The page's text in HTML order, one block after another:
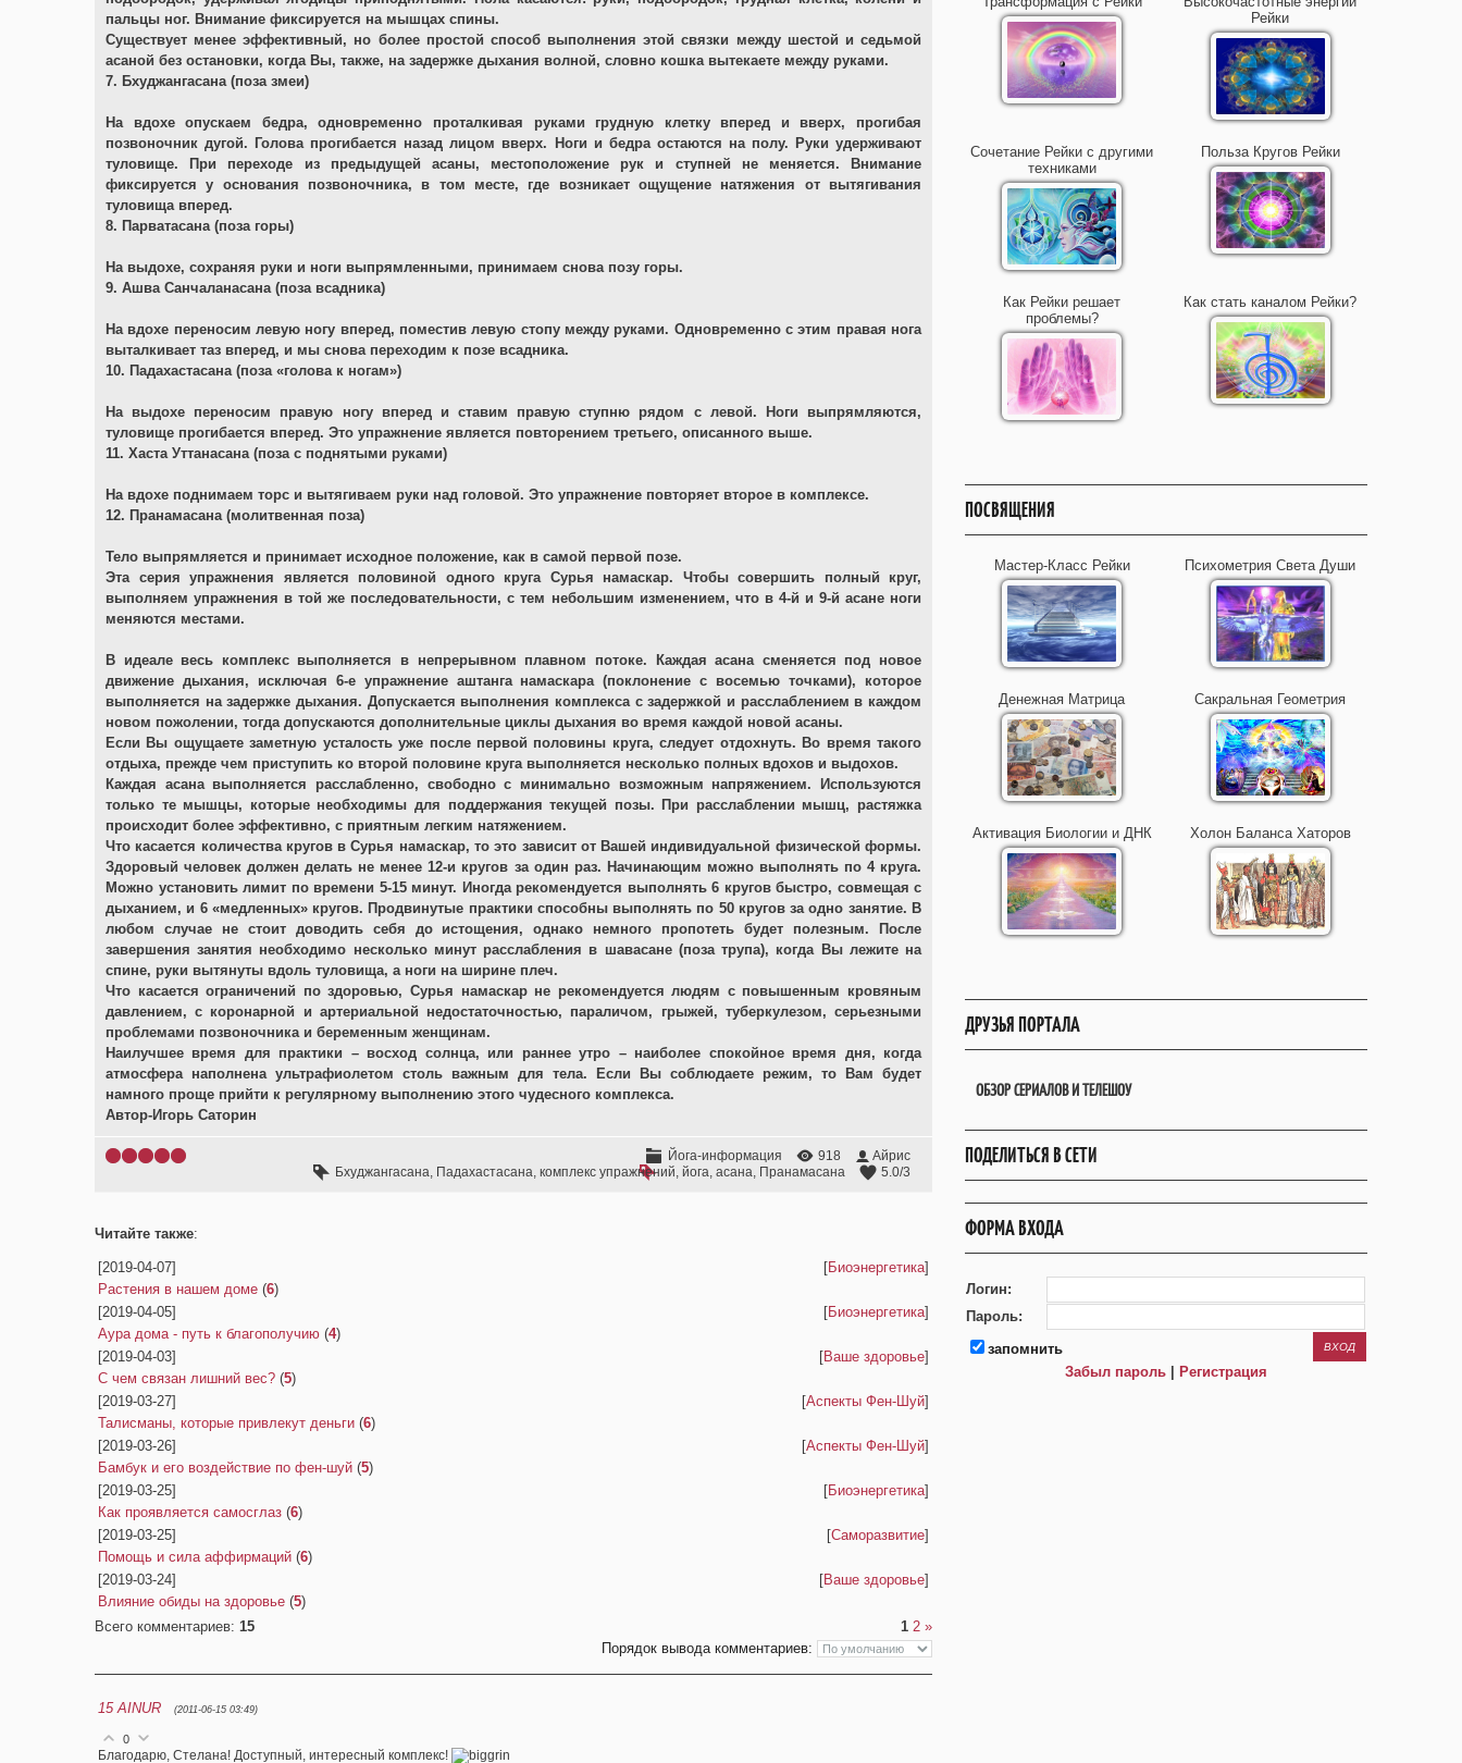
пальцы ног. Внимание фиксируется на мышцах спины.
Существует менее эффективный, но более простой способ выполнения этой связки между шестой и седьмой
асаной без остановки, когда Вы, также, на задержке дыхания волной, словно кошка вытекаете между руками.
7. Бхуджангасана (поза змеи)
На вдохе опускаем бедра, одновременно проталкивая руками грудную клетку вперед и вверх, прогибая
позвоночник дугой. Голова прогибается назад лицом вверх. Ноги и бедра остаются на полу. Руки удерживают
туловище. При переходе из предыдущей асаны, местоположение рук и ступней не меняется. Внимание
фиксируется у основания позвоночника, в том месте, где возникает ощущение натяжения от вытягивания
туловища вперед.
8. Парватасана (поза горы)
На выдохе, сохраняя руки и ноги выпрямленными, принимаем снова позу горы.
9. Ашва Санчаланасана (поза всадника)
На вдохе переносим левую ногу вперед, поместив левую стопу между руками. Одновременно с этим правая нога
выталкивает таз вперед, и мы снова переходим к позе всадника.
10. Падахастасана (поза «голова к ногам»)
На выдохе переносим правую ногу вперед и ставим правую ступню рядом с левой. Ноги выпрямляются,
туловище прогибается вперед. Это упражнение является повторением третьего, описанного выше.
11. Хаста Уттанасана (поза с поднятыми руками)
На вдохе поднимаем торс и вытягиваем руки над головой. Это упражнение повторяет второе в комплексе.
12. Пранамасана (молитвенная поза)
Тело выпрямляется и принимает исходное положение, как в самой первой позе.
Эта серия упражнения является половиной одного круга Сурья намаскар. Чтобы совершить полный круг,
выполняем упражнения в той же последовательности, с тем небольшим изменением, что в 4-й и 9-й асане ноги
меняются местами.
В идеале весь комплекс выполняется в непрерывном плавном потоке. Каждая асана сменяется под новое
движение дыхания, исключая 6-е упражнение аштанга намаскара (поклонение с восемью точками), которое
выполняется на задержке дыхания. Допускается выполнения комплекса с задержкой и расслаблением в каждом
новом пожолении, тогда допускаются дополнительные циклы дыхания во время каждой новой асаны.
Если Вы ощущаете заметную усталость уже после первой половины круга, следует отдохнуть. Во время такого
отдыха, прежде чем приступить ко второй половине круга выполняется несколько полных вдохов и выдохов.
Каждая асана выполняется расслабленно, свободно с минимально возможным напряжением. Используются
только те мышцы, которые необходимы для поддержания текущей позы. При расслаблении мышц, растяжка
происходит более эффективно, с приятным легким натяжением.
Что касается количества кругов в Сурья намаскар, то это зависит от Вашей индивидуальной физической формы.
Здоровый человек должен делать не менее 12-и кругов за один раз. Начинающим можно выполнять по 4 круга.
Можно установить лимит по времени 5-15 минут. Иногда рекомендуется выполнять 6 кругов быстро, совмещая с
дыханием, и 6 «медленных» кругов. Продвинутые практики способны выполнять по 50 кругов за одно занятие. В
любом случае не стоит доводить себя до истощения, однако немного пропотеть будет полезным. После
завершения занятия необходимо несколько минут расслабления в шавасане (поза трупа), когда Вы лежите на
спине, руки вытянуты вдоль туловища, а ноги на ширине плеч.
Что касается ограничений по здоровью, Сурья намаскар не рекомендуется людям с повышенным кровяным
давлением, с коронарной и артериальной недостаточностью, параличом, грыжей, туберкулезом, серьезными
проблемами позвоночника и беременным женщинам.
Наилучшее время для практики – восход солнца, или раннее утро – наиболее спокойное время дня, когда
атмосфера наполнена ультрафиолетом столь важным для тела. Если Вы соблюдаете режим, то Вам будет
намного проще прийти к регулярному выполнению этого чудесного комплекса.
Автор-Игорь Саторин
Йога-информация 918
Айрис
Бхуджангасана, Падахастасана, комплекс упражнений, йога, асана, Пранамасана 5.0/3
Читайте также:
[2019-04-07] [Биоэнергетика]
Растения в нашем доме (6)
[2019-04-05]
[Биоэнергетика]
Аура дома - путь к благополучию (4)
[2019-04-03]
[Ваше здоровье]
С чем связан лишний вес? (5)
[2019-03-27]
[Аспекты Фен-Шуй]
Талисманы, которые привлекут деньги (6)
[2019-03-26]
[Аспекты Фен-Шуй]
Бамбук и его воздействие по фен-шуй (5)
[2019-03-25]
[Биоэнергетика]
Как проявляется самосглаз (6)
[2019-03-25]
[Саморазвитие]
Помощь и сила аффирмаций (6)
[2019-03-24]
[Ваше здоровье]
Влияние обиды на здоровье (5)
Всего комментариев: 15 1 2 »
Порядок вывода комментариев:
15 AINUR (2011-06-15 03:49)
0
Благодарю, Стелана! Доступный, интересный комплекс!
Рейки
Сочетание Рейки с другими
техниками
Польза Кругов Рейки
Как Рейки решает
проблемы?
Как стать каналом Рейки?
ПОСВЯЩЕНИЯ
Мастер-Класс Рейки Психометрия Света Души
Денежная Матрица Сакральная Геометрия
Активация Биологии и ДНК Холон Баланса Хаторов
ДРУЗЬЯ ПОРТАЛА
ОБЗОР СЕРИАЛОВ И ТЕЛЕШОУ
ПОДЕЛИТЬСЯ В СЕТИ
ФОРМА ВХОДА
Логин:
Пароль:
запомнить
Забыл пароль
Регистрация